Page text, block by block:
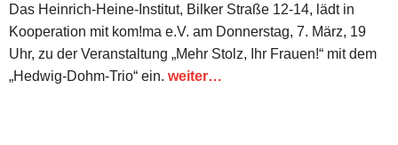
Das Heinrich-Heine-Institut, Bilker Straße 12-14, lädt in
Kooperation mit kom!ma e.V. am Donnerstag, 7. März, 19
Uhr, zu der Veranstaltung „Mehr Stolz, Ihr Frauen!“ mit dem
„Hedwig-Dohm-Trio“ ein. weiter…